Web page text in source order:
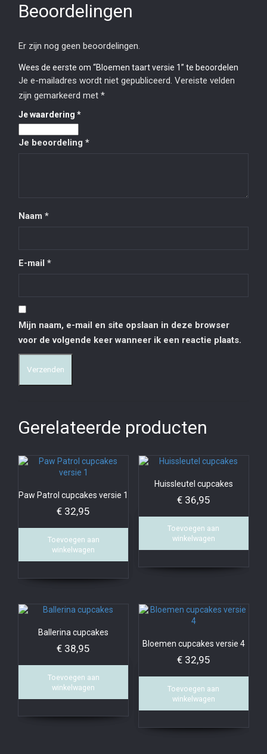
Beoordelingen
Er zijn nog geen beoordelingen.
Wees de eerste om “Bloemen taart versie 1” te beoordelen
Je e-mailadres wordt niet gepubliceerd. Vereiste velden
zijn gemarkeerd met *
Je waardering *
Je beoordeling *
Naam *
E-mail *
Mijn naam, e-mail en site opslaan in deze browser
voor de volgende keer wanneer ik een reactie plaats.
Gerelateerde producten
Paw Patrol cupcakes versie 1
€ 32,95
Toevoegen aan
winkelwagen
Huissleutel cupcakes
€36,95
Toevoegen aan
winkelwagen
Ballerina cupcakes
€ 38,95
Toevoegen aan
winkelwagen
Bloemen cupcakes versie 4
€32,95
Toevoegen aan
winkelwagen